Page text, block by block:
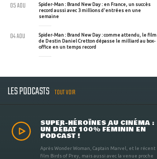
Spider-Man : Brand New Day : en France, un succès
record aussi avec 3 millions d'entrées en une
semaine
05 AOU
Spider-Man : Brand New Day : comme attendu, le film
de Destin Daniel Cretton dépasse le milliard au box-
office en un temps record
04 AOU
LES PODCASTS TOUT VOIR
SUPER-HÉROÏNES AU CINÉMA :
UN DÉBAT 100% FÉMININ EN
PODCAST !
Après Wonder Woman, Captain Marvel, et le récent
film Birds of Prey, mais aussi avec la venue proche